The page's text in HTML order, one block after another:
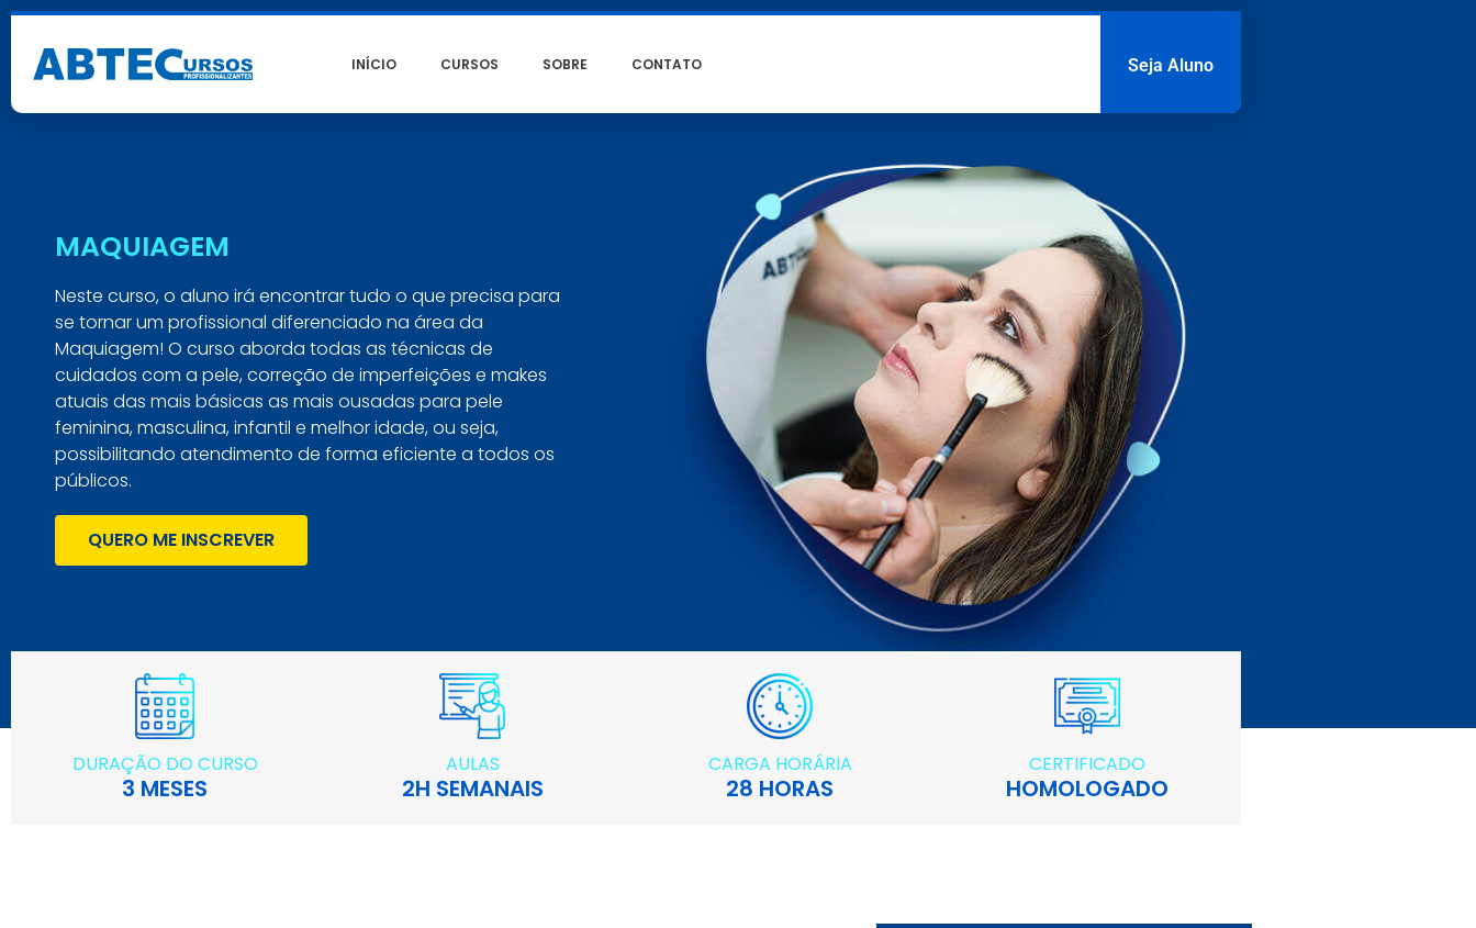
INÍCIO CURSOS SOBRE CONTATO Seja Aluno
MAQUIAGEM
Neste curso, o aluno irá encontrar tudo o que precisa para
se tornar um profissional diferenciado na área da
Maquiagem! O curso aborda todas as técnicas de
cuidados com a pele, correção de imperfeições e makes
atuais das mais básicas as mais ousadas para pele
feminina, masculina, infantil e melhor idade, ou seja,
possibilitando atendimento de forma eficiente a todos os
públicos.
QUERO ME INSCREVER
DURAÇÃO DO CURSO
3 MESES
AULAS
2H SEMANAIS
CARGA HORÁRIA
28 HORAS
CERTIFICADO
HOMOLOGADO